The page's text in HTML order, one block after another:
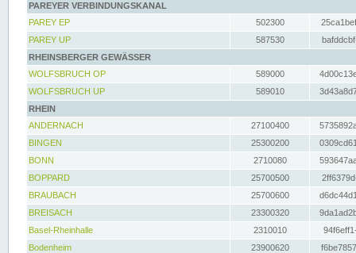
PAREYER VERBINDUNGSKANAL
PAREY EP
502300
PAREY UP
587530
RHEINSBERGER GEWÄSSER
WOLFSBRUCH OP
589000
WOLFSBRUCH UP
589010
RHEIN
ANDERNACH
27100400
BINGEN
25300200
BONN
2710080
BOPPARD
25700500
BRAUBACH
25700600
BREISACH
23300320
Basel-Rheinhalle
2310010
Bodenheim
23900620